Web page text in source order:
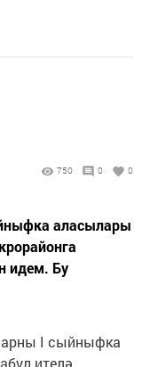
750 0 0
аласылары
идем. Бу
I сыйныфка